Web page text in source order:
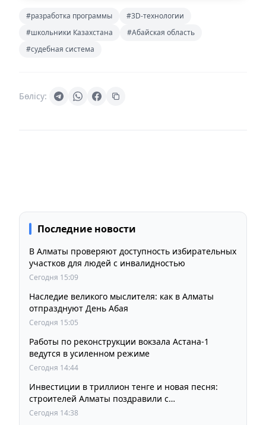
#разработка программы
#3D-технологии
#школьники Казахстана
#Абайская область
#судебная система
Бөлісу:
Последние новости
В Алматы проверяют доступность избирательных
участков для людей с инвалидностью
Сегодня 15:09
Наследие великого мыслителя: как в Алматы
отпразднуют День Абая
Сегодня 15:05
Работы по реконструкции вокзала Астана-1
ведутся в усиленном режиме
Сегодня 14:44
Инвестиции в триллион тенге и новая песня:
строителей Алматы поздравили с
профессиональным праздником
Сегодня 14:38